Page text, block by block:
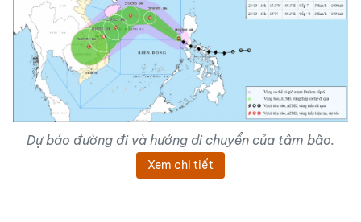
Dự báo đường đi và hướng di chuyển của tâm bão.
Xem chi tiết